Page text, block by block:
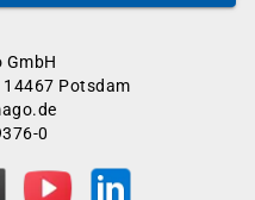
Potsdam
0